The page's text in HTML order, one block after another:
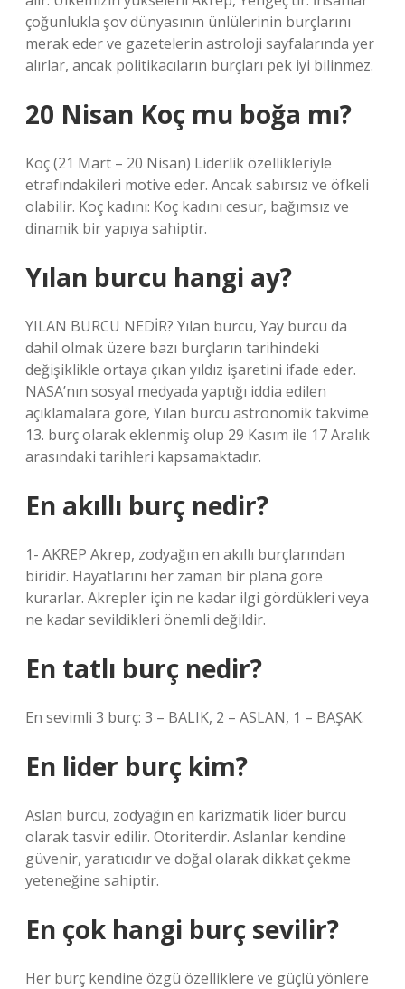
çoğunlukla şov dünyasının ünlülerinin burçlarını
merak eder ve gazetelerin astroloji sayfalarında yer
alırlar, ancak politikacıların burçları pek iyi bilinmez.
20 Nisan Koç mu boğa mı?
Koç (21 Mart – 20 Nisan) Liderlik özellikleriyle
etrafındakileri motive eder. Ancak sabırsız ve öfkeli
olabilir. Koç kadını: Koç kadını cesur, bağımsız ve
dinamik bir yapıya sahiptir.
Yılan burcu hangi ay?
YILAN BURCU NEDİR? Yılan burcu, Yay burcu da
dahil olmak üzere bazı burçların tarihindeki
değişiklikle ortaya çıkan yıldız işaretini ifade eder.
NASA’nın sosyal medyada yaptığı iddia edilen
açıklamalara göre, Yılan burcu astronomik takvime
13. burç olarak eklenmiş olup 29 Kasım ile 17 Aralık
arasındaki tarihleri ​​kapsamaktadır.
En akıllı burç nedir?
1- AKREP Akrep, zodyağın en akıllı burçlarından
biridir. Hayatlarını her zaman bir plana göre
kurarlar. Akrepler için ne kadar ilgi gördükleri veya
ne kadar sevildikleri önemli değildir.
En tatlı burç nedir?
En sevimli 3 burç: 3 – BALIK, 2 – ASLAN, 1 – BAŞAK.
En lider burç kim?
Aslan burcu, zodyağın en karizmatik lider burcu
olarak tasvir edilir. Otoriterdir. Aslanlar kendine
güvenir, yaratıcıdır ve doğal olarak dikkat çekme
yeteneğine sahiptir.
En çok hangi burç sevilir?
Her burç kendine özgü özelliklere ve güçlü yönlere